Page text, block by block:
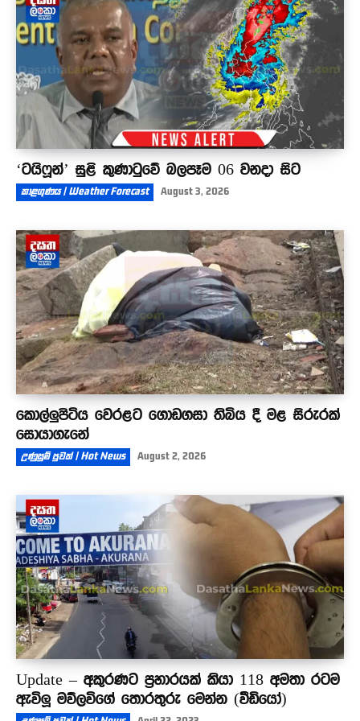
01:19
‘ටයිෆූන්’ සුළි කුණාටුවේ බලපෑම 06 වනදා සිට
කාළගුණය | Weather Forecast August 3, 2026
කොල්ලුපිටිය වෙරළට ගොඩගසා තිබිය දී මළ සිරුරක්
සොයාගැනේ
උණුසුම් පුවත් | Hot News August 2, 2026
Update – අකුරණට ප්‍රහාරයක් කියා 118 අමතා රටම
ඇවිලූ මව්ලවිගේ තොරතුරු මෙන්න (වීඩියෝ)